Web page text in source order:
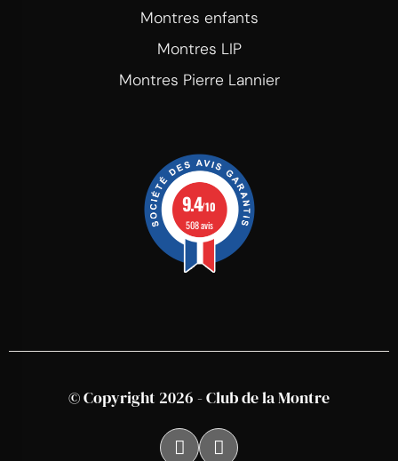
Montres enfants
Montres LIP
Montres Pierre Lannier
9.4/10
508 avis
© Copyright 2026 - Club de la Montre